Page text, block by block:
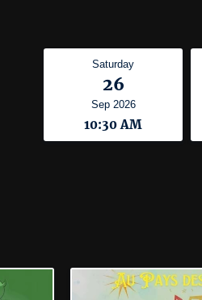
Saturday
26
Sep 2026
10:30 AM